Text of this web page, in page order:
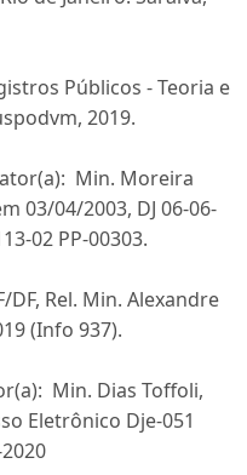
Públicos - Teoria e
2019.
Min. Moreira
03/04/2003, DJ 06-06-
02 PP-00303.
DF, Rel. Min. Alexandre
(Info 937).
Min. Dias Toffoli,
Eletrônico Dje-051